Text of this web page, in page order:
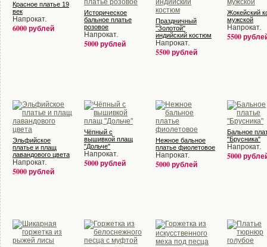
Красное платье 19
век
Напрокат.
6000 рублей
Историческое
бальное платье
розовое
Напрокат.
5000 рублей
Праздничный
"Золотой"
индийский костюм
Напрокат.
5500 рублей
Жокейский
мужской
Напрокат.
5500
Эльфийское
платье и плащ
лавандового цвета
Напрокат.
5000 рублей
Чёпный с
вышивкой плащ
"Дольче"
Напрокат.
5000 рублей
Нежное бальное
платье фиолетовое
Напрокат.
5000 рублей
Бальное
"Брусника"
Напрокат.
5000